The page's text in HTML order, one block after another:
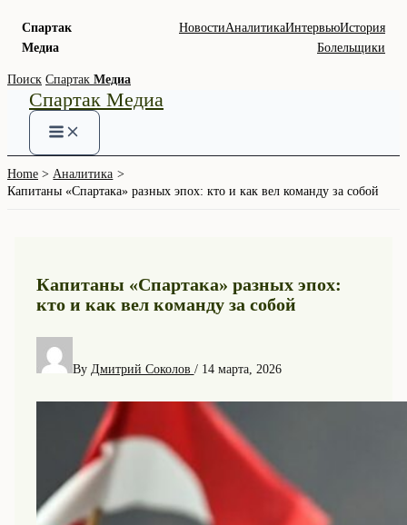
Спартак
Медиа
НовостиАналитикаИнтервьюИстория
Болельщики
Skip
content
Поиск Спартак Медиа
Спартак Медиа
Home
Аналитика
Капитаны «Спартака» разных эпох: кто и как вел команду за собой
Капитаны «Спартака» разных эпох:
кто и как вел команду за собой
By Дмитрий Соколов / 14 марта, 2026